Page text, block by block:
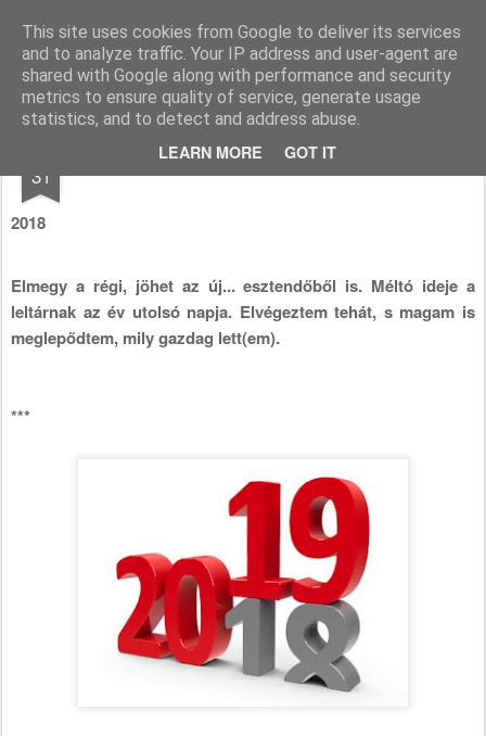
This site uses cookies from Google to deliver its services
and to analyze traffic. Your IP address and user-agent are
shared with Google along with performance and security
metrics to ensure quality of service, generate usage
statistics, and to detect and address abuse.
LEARN MORE GOT IT
Katakritika Dr. Molnár Katalin blogja
Főoldal
31 2018
2018
Elmegy a régi, jöhet az új... esztendőből is. Méltó ideje a
leltárnak az év utolsó napja. Elvégeztem tehát, s magam is
meglepődtem, mily gazdag lett(em).
***